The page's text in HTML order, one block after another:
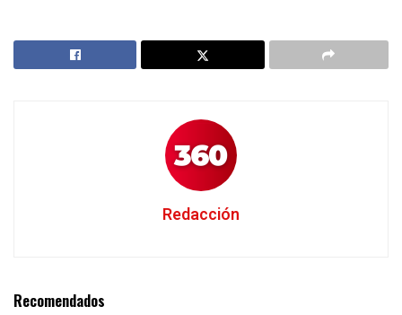
Redacción
Recomendados